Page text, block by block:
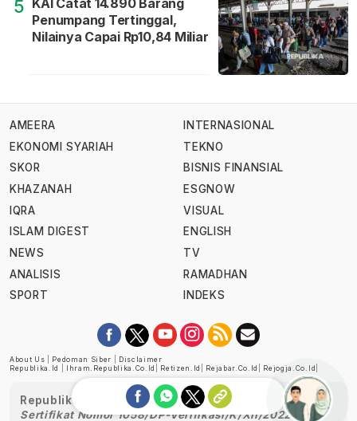
5 KAI Catat 14.890 Barang
Penumpang Tertinggal,
Nilainya Capai Rp10,84 Miliar
AMEERA
EKONOMI SYARIAH
SKOR
KHAZANAH
IQRA
ISLAM DIGEST
NEWS
ANALISIS
SPORT
INTERNASIONAL
TEKNO
BISNIS FINANSIAL
ESGNOW
VISUAL
ENGLISH
TV
RAMADHAN
INDEKS
About Us Pedoman Siber
Disclaimer
Republika.id
Ihram.republika.co.id Retizen.id Rejabar.co.id Rejogja.co.id
Republika telah diverifikasi oleh Dewan Pers
Sertifikat Nomor 1058/DP-Verifikasi/K/XII/2022